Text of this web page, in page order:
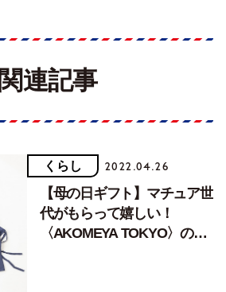
関連記事
くらし 2022.04.26
【母の日ギフト】マチュア世
代がもらって嬉しい！
〈AKOMEYA TOKYO〉の実